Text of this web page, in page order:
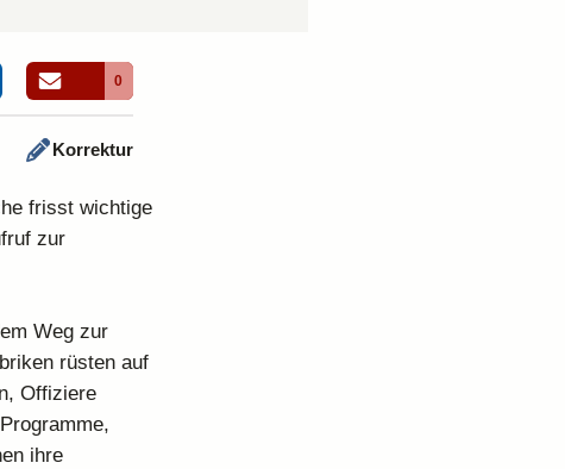
0
Korrektur
frisst wichtige
zur
Weg zur
rüsten auf
Offiziere
ihre